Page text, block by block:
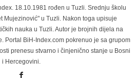
18.10.1981 rođen u Tuzli. Srednju školu
Mujezinović" u Tuzli. Nakon toga upisuje
nauka u Tuzli. Autor je brojnih dijela na
Portal BiH-Index.com pokrenuo je sa grupom
prenesu stvarno i činjenično stanje u Bosni
i Hercegovini.